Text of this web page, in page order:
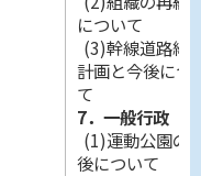
について
(3)幹線道路網
計画と今後につ
て
7．一般行政
(1)運動公園の
後について